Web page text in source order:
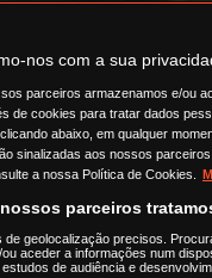
nos com a sua
parceiros armazenamos e/ou
de cookies para tratar dados
abaixo, em qualquer
sinalizadas aos nossos
a nossa Política de Cookies.
parceiros
de geolocalização precisos.
aceder a informações num
de audiência e